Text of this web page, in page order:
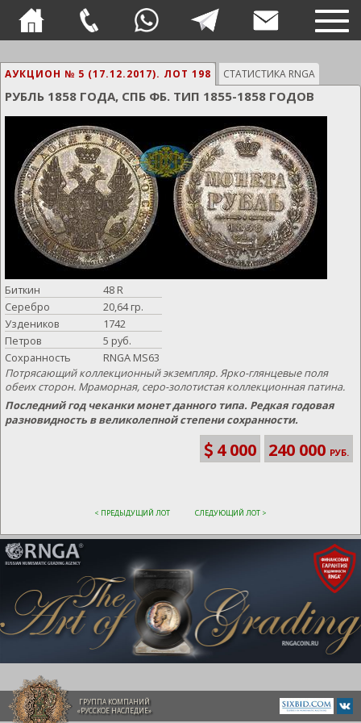
АУКЦИОН № 5 (17.12.2017). ЛОТ 198 СТАТИСТИКА RNGA
РУБЛЬ 1858 ГОДА, СПБ ФБ. ТИП 1855-1858 ГОДОВ
Биткин
48 R
Серебро
20,64 гр.
Уздеников
1742
Петров
5 руб.
Сохранность
RNGA MS63
Потрясающий коллекционный экземпляр. Ярко-глянцевые поля
обеих сторон. Мраморная, серо-золотистая коллекционная патина.
Последний год чеканки монет данного типа. Редкая годовая
разновидность в великолепной степени сохранности.
4 000 240 000 РУБ.
< ПРЕДЫДУЩИЙ ЛОТ СЛЕДУЮЩИЙ ЛОТ >
ГРУППА КОМПАНИЙ
«РУССКОЕ НАСЛЕДИЕ»